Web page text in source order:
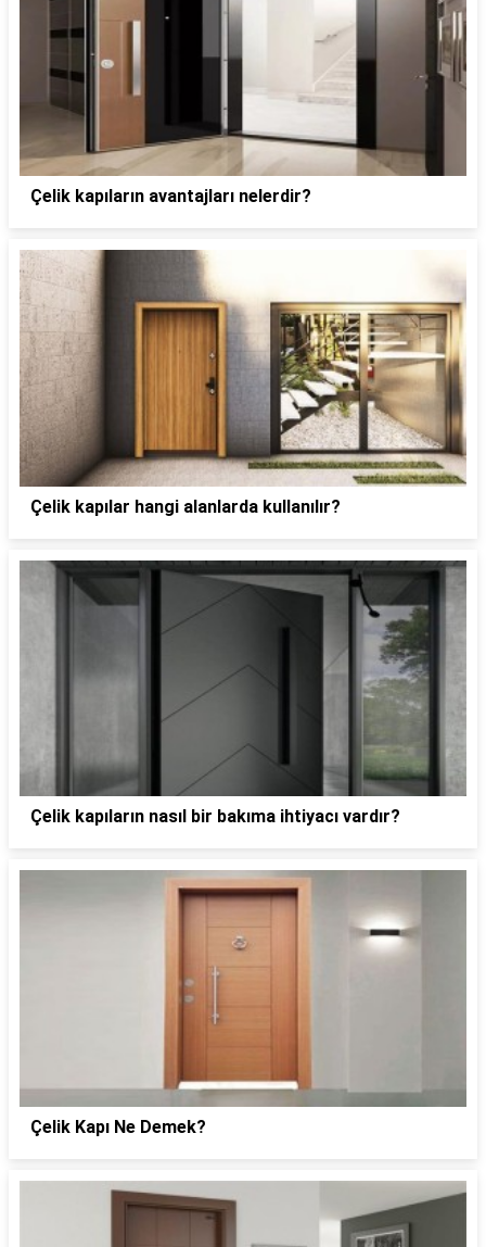
Çelik kapıların avantajları nelerdir?
Çelik kapılar hangi alanlarda kullanılır?
Çelik kapıların nasıl bir bakıma ihtiyacı vardır?
Çelik Kapı Ne Demek?